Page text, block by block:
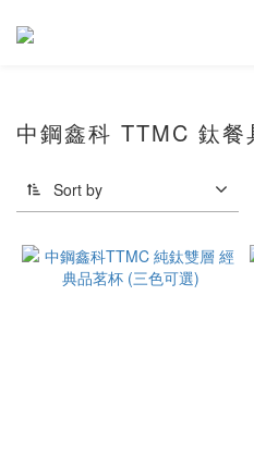
中鋼鑫科 TTMC 鈦餐
Sort by